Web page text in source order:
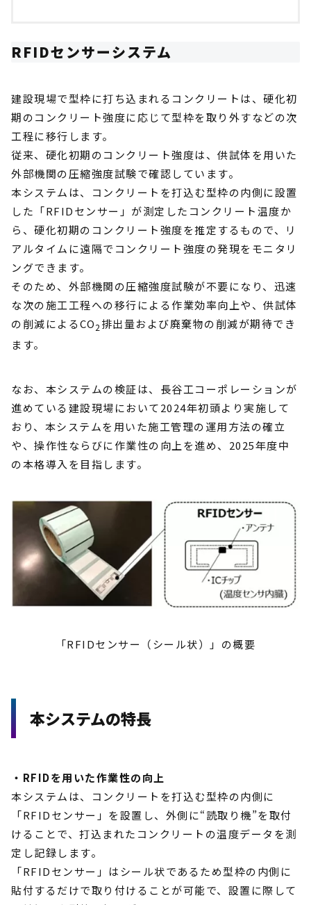
RFIDセンサーシステム
建設現場で型枠に打ち込まれるコンクリートは、硬化初
期のコンクリート強度に応じて型枠を取り外すなどの次
工程に移行します。
従来、硬化初期のコンクリート強度は、供試体を用いた
外部機関の圧縮強度試験で確認しています。
本システムは、コンクリートを打込む型枠の内側に設置
した「RFIDセンサー」が測定したコンクリート温度か
ら、硬化初期のコンクリート強度を推定するもので、リ
アルタイムに遠隔でコンクリート強度の発現をモニタリ
ングできます。
そのため、外部機関の圧縮強度試験が不要になり、迅速
な次の施工工程への移行による作業効率向上や、供試体
の削減によるCO2 排出量および廃棄物の削減が期待でき
ます。
なお、本システムの検証は、長谷工コーポレーションが
進めている建設現場において2024年初頭より実施して
おり、本システムを用いた施工管理の運用方法の確立
や、操作性ならびに作業性の向上を進め、2025年度中
の本格導入を目指します。
「RFIDセンサー（シール状）」の概要
本システムの特長
・RFIDを用いた作業性の向上
本システムは、コンクリートを打込む型枠の内側に
「RFIDセンサー」を設置し、外側に“読取り機”を取付
けることで、打込まれたコンクリートの温度データを測
定し記録します。
「RFIDセンサー」はシール状であるため型枠の内側に
貼付するだけで取り付けることが可能で、設置に際して